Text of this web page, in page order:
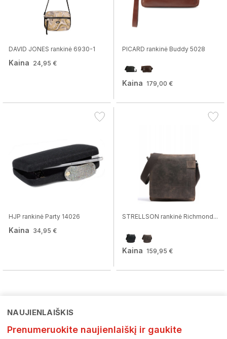
DAVID JONES rankinė 6930-1
Kaina 24,95 €
PICARD rankinė Buddy 5028
Kaina 179,00 €
HJP rankinė Party 14026
Kaina 34,95 €
STRELLSON rankinė Richmond...
Kaina 159,95 €
NAUJIENLAIŠKIS
Prenumeruokite naujienlaiškį ir gaukite